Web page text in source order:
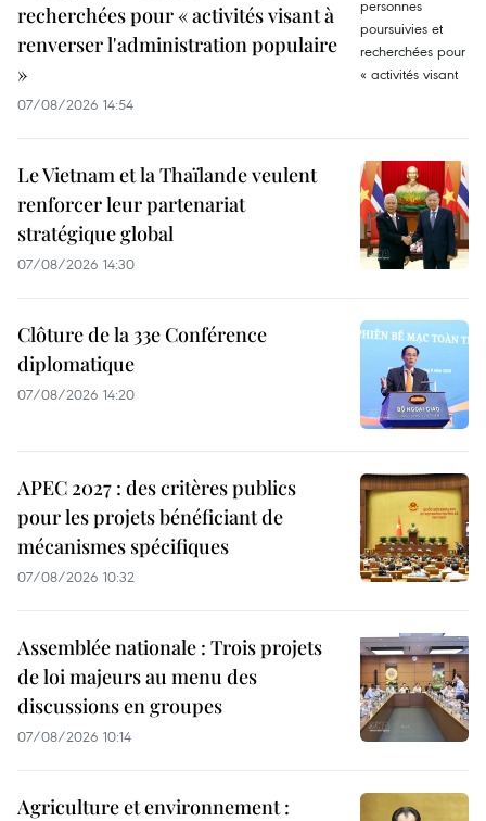
recherchées pour « activités visant à
renverser l'administration populaire
»
07/08/2026 14:54
Le Vietnam et la Thaïlande veulent
renforcer leur partenariat
stratégique global
07/08/2026 14:30
Clôture de la 33e Conférence
diplomatique
07/08/2026 14:20
APEC 2027 : des critères publics
pour les projets bénéficiant de
mécanismes spécifiques
07/08/2026 10:32
Assemblée nationale : Trois projets
de loi majeurs au menu des
discussions en groupes
07/08/2026 10:14
Agriculture et environnement :